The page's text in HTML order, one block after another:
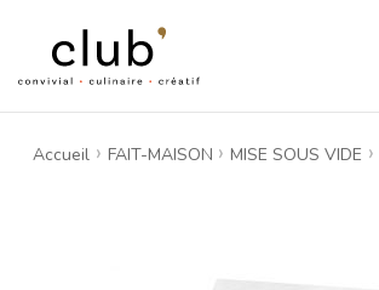
Accueil FAIT-MAISON MISE SOUS VIDE